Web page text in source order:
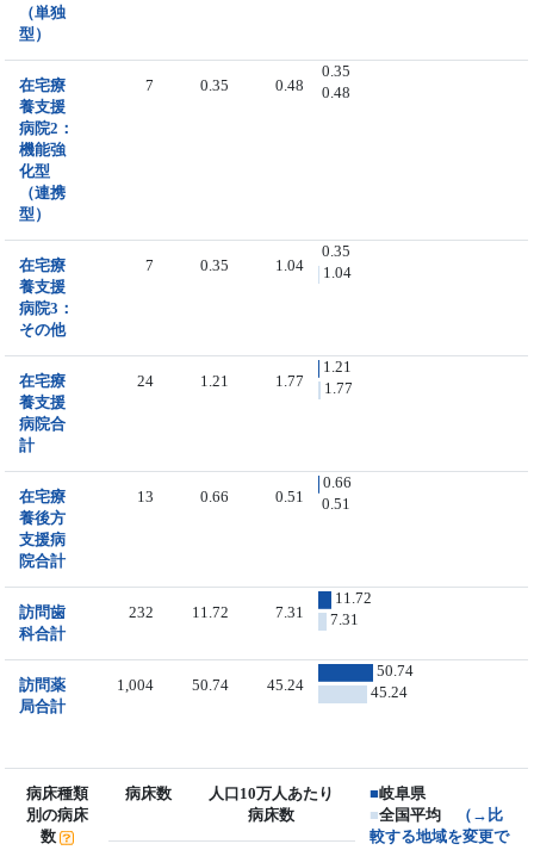
（単独
型）
在宅療
養支援
病院2：
機能強
化型
（連携
型）
7 0.35 0.48
0.35
0.48
在宅療
養支援
病院3：
その他
7 0.35 1.04
0.35
1.04
在宅療
養支援
病院合
計
24 1.21 1.77
1.21
1.77
在宅療
養後方
支援病
院合計
13 0.66 0.51
0.66
0.51
訪問歯
科合計
232 11.72 7.31
11.72
7.31
訪問薬
局合計
1,004 50.74 45.24
50.74
45.24
病床種類
別の病床
数
病床数
人口10万人あたり
病床数
■岐阜県
■全国平均
（→比
較する地域を変更で